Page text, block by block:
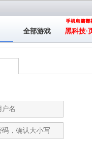
全部游戏 黑科技·